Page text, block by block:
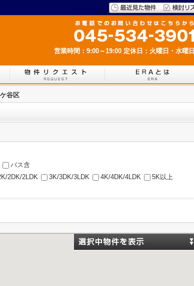
営業時間：9:00～19:00 定休日：火曜日・水曜日
谷区
バス含
2DK/2LDK 3K/3DK/3LDK 4K/4DK/4LDK 5K以上